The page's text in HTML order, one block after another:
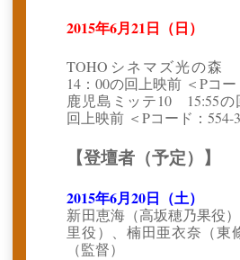
2015年6月21日（日）
TOHOシネマズ光の森
14：00の回上映前 ＜Pコー
鹿児島ミッテ10 15:55の
回上映前 ＜Pコード：554-
【登壇者（予定）】
2015年6月20日（土）
新田恵海（高坂穂乃果役
里役）、楠田亜衣奈（東
（監督）